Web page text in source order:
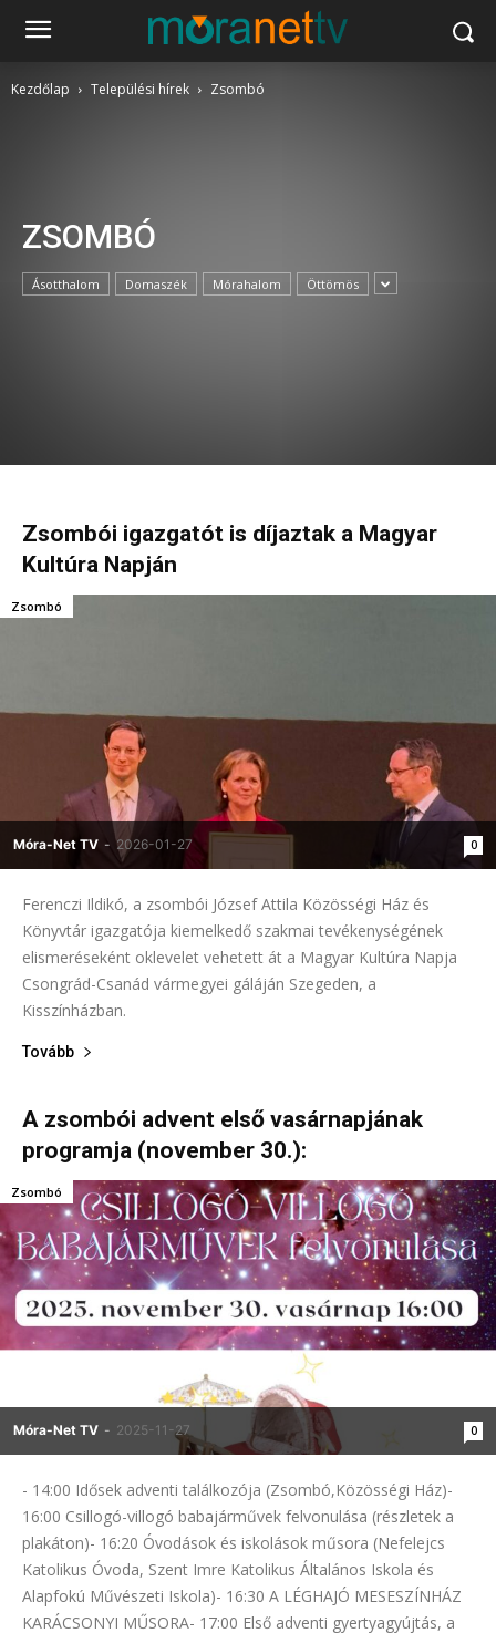
Kezdőlap Települési hírek Zsombó
ZSOMBÓ
Ásotthalom Domaszék Mórahalom Öttömös
Zsombói igazgatót is díjaztak a Magyar
Kultúra Napján
Móra-Net TV - 2026-01-27 0
Zsombó
Ferenczi Ildikó, a zsombói József Attila Közösségi Ház és
Könyvtár igazgatója kiemelkedő szakmai tevékenységének
elismeréseként oklevelet vehetett át a Magyar Kultúra Napja
Csongrád-Csanád vármegyei gáláján Szegeden, a
Kisszínházban.
Tovább
A zsombói advent első vasárnapjának
programja (november 30.):
Móra-Net TV - 2025-11-27 0
Zsombó
- 14:00 Idősek adventi találkozója (Zsombó,Közösségi Ház)-
16:00 Csillogó-villogó babajárművek felvonulása (részletek a
plakáton)- 16:20 Óvodások és iskolások műsora (Nefelejcs
Katolikus Óvoda, Szent Imre Katolikus Általános Iskola és
Alapfokú Művészeti Iskola)- 16:30 A LÉGHAJÓ MESESZÍNHÁZ
KARÁCSONYI MŰSORA- 17:00 Első adventi gyertyagyújtás, a